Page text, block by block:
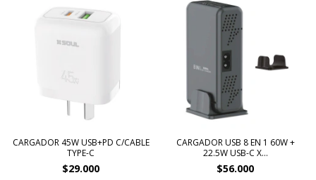
CARGADOR 45W USB+PD C/CABLE
TYPE-C
$29.000
CARGADOR USB 8 EN 1 60W +
22.5W USB-C X...
$56.000